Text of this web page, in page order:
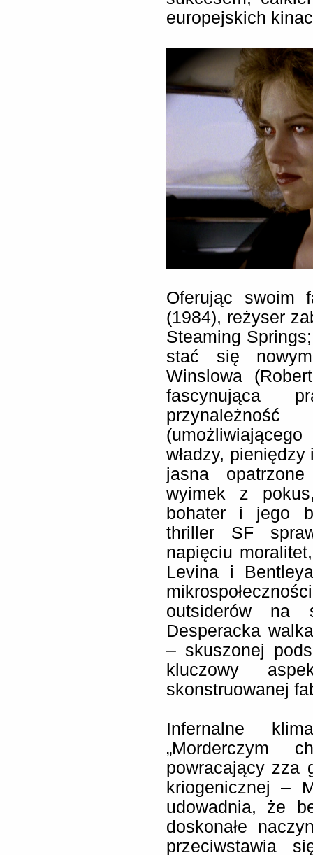
europejskich
Oferując swoim
(1984), reżyser
Steaming
stać się
Winslowa
fascynująca
władzy,
jasna
wyimek z
bohater i jego
thriller SF
napięciu
Levina i
outsiderów na
Desperacka
– skuszonej
kluczowy
skonstruowanej
Infernalne
„Morderczym
powracający zza
kriogenicznej –
udowadnia, że
doskonałe
przeciwstawia